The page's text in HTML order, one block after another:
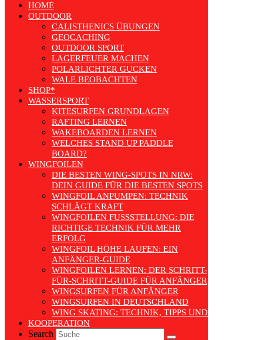
HOME
OUTDOOR
CALISTHENICS ÜBUNGEN
GEOCACHING
OUTDOOR SPORT
LAGERFEUER MACHEN
POLARLICHTER GUCKEN
WALE BEOBACHTEN
SHOP*
WASSERSPORT
KITESURFEN GRUNDLAGEN
RAFTING LERNEN
WAKEBOARDEN LERNEN
WELCHES STAND UP PADDLE
BOARD?
WINGFOILEN
DIE BESTEN WING-SPOTS IN NRW:
DEIN GUIDE FÜR DIE BESTEN SPOTS
WINGFOIL ANPUMPEN: TECHNIK
SCHLÄGT KRAFT
WINGFOILEN FUSSSTELLUNG: DIE R
ICHTIGE TECHNIK FÜR MEHR E
RFOLG
WINGFOIL HÖHE LAUFEN: EIN
ANFÄNGER-GUIDE
WINGFOILEN LERNEN: DER SCHRITT-
FÜR-SCHRITT-GUIDE FÜR ANFÄNGER
WINGSURFEN FÜR ANFÄNGER
WINGSURFEN IN DEUTSCHLAND
WING SKATING: TECHNIK, TIPPS UND TRENDS
KOOPERATION
Search